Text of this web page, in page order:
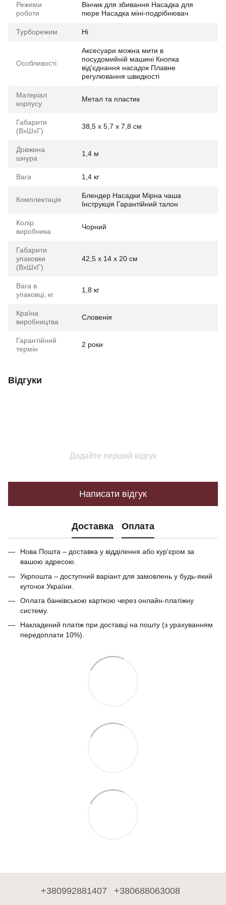
Режими
роботи
Вінчик для збивання Насадка для
пюре Насадка міні-подрібнювач
Турборежим Ні
Особливості
Аксесуари можна мити в
посудомийній машині Кнопка
від'єднання насадок Плавне
регулювання швидкості
Матеріал
корпусу
Метал та пластик
Габарити
(ВхШхГ)
38,5 x 5,7 x 7,8 см
Довжина
шнура
1,4 м
Вага 1,4 кг
Комплектація
Блендер Насадки Мірна чаша
Інструкція Гарантійний талон
Колір
виробника
Чорний
Габарити
упаковки
(ВхШхГ)
42,5 x 14 x 20 см
Вага в
упаковці, кг
1,8 кг
Країна
виробництва
Словенія
Гарантійний
термін
2 роки
Відгуки
Додайте перший відгук
Написати відгук
Доставка Оплата
Нова Пошта – доставка у відділення або кур'єром за
вашою адресою.
Укрпошта – доступний варіант для замовлень у будь-який
куточок України.
Оплата банківською карткою через онлайн-платіжну
систему.
Накладений платіж при доставці на пошту (з урахуванням
передоплати 10%).
+380992881407 +380688063008